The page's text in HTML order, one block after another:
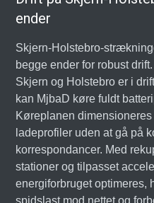
ender
Skjern-Holstebro-
begge ender for robust
Skjern og Holstebro er i
kan MjbaD køre fuldt
Køreplanen
ladeprofiler uden at gå på
korrespondancer. Med
stationer og tilpasset
energiforbruget optimeres,
spidslast mod nettet og